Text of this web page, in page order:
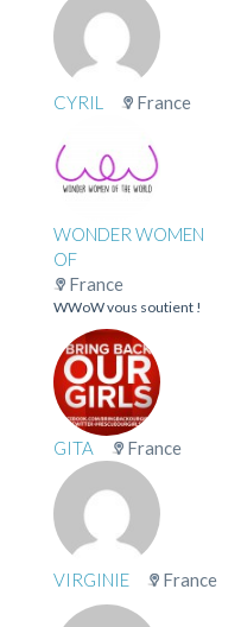
CYRIL France
WONDER WOMEN
OF
France
WWoW vous soutient !
GITA France
VIRGINIE France